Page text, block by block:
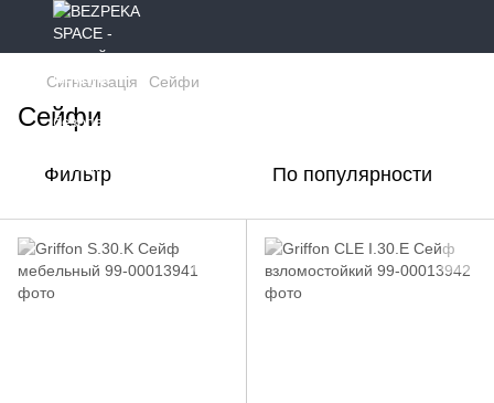
Сигналізація Сейфи
Сейфи
Фильтр По популярности